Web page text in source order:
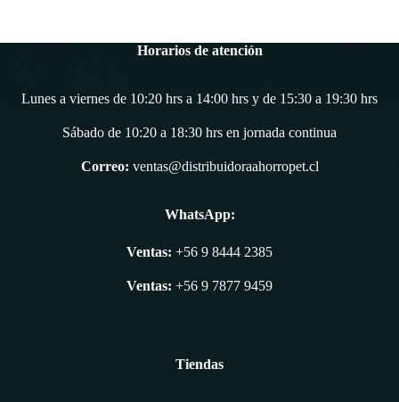
Horarios de atención
Lunes a viernes de 10:20 hrs a 14:00 hrs y de 15:30 a 19:30 hrs
Sábado de 10:20 a 18:30 hrs en jornada continua
Correo: ventas@distribuidoraahorropet.cl
WhatsApp:
Ventas: +56 9 8444 2385
Ventas: +56 9 7877 9459
Tiendas